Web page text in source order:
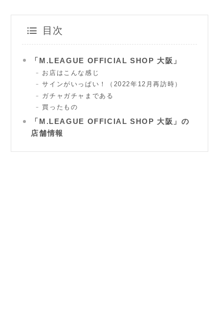
目次
「M.LEAGUE OFFICIAL SHOP 大阪」
お店はこんな感じ
サインがいっぱい！（2022年12月再訪時）
ガチャガチャまである
買ったもの
「M.LEAGUE OFFICIAL SHOP 大阪」の
店舗情報